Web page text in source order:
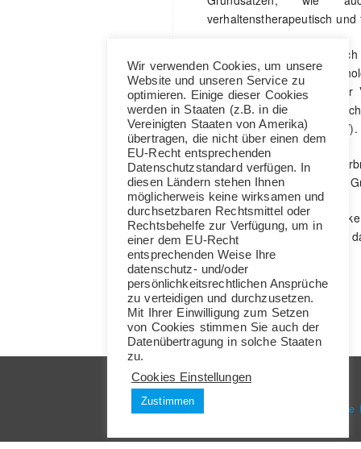
verhaltenstherapeutisch
Seit Februar 2012 habe
der Sektion
(BDP) für die Belange der
seit Oktober 2012 bin ich
Verkehrspsychologen (BNV).
Meine Vision:Die
Fachwissens in Europa zu
Meine Mission:Als
meinen Beitrag leisten,
verunglücken.
Wir verwenden Cookies, um unsere
Website und unseren Service zu
optimieren. Einige dieser Cookies
werden in Staaten (z.B. in die
Vereinigten Staaten von Amerika)
übertragen, die nicht über einen dem
EU-Recht entsprechenden
Datenschutzstandard verfügen. In
diesen Ländern stehen Ihnen
möglicherweis keine wirksamen und
durchsetzbaren Rechtsmittel oder
Rechtsbehelfe zur Verfügung, um in
einer dem EU-Recht
entsprechenden Weise Ihre
datenschutz- und/oder
persönlichkeitsrechtlichen Ansprüche
zu verteidigen und durchzusetzen.
Mit Ihrer Einwilligung zum Setzen
von Cookies stimmen Sie auch der
Datenübertragung in solche Staaten
zu.
Cookies Einstellungen
Zustimmen